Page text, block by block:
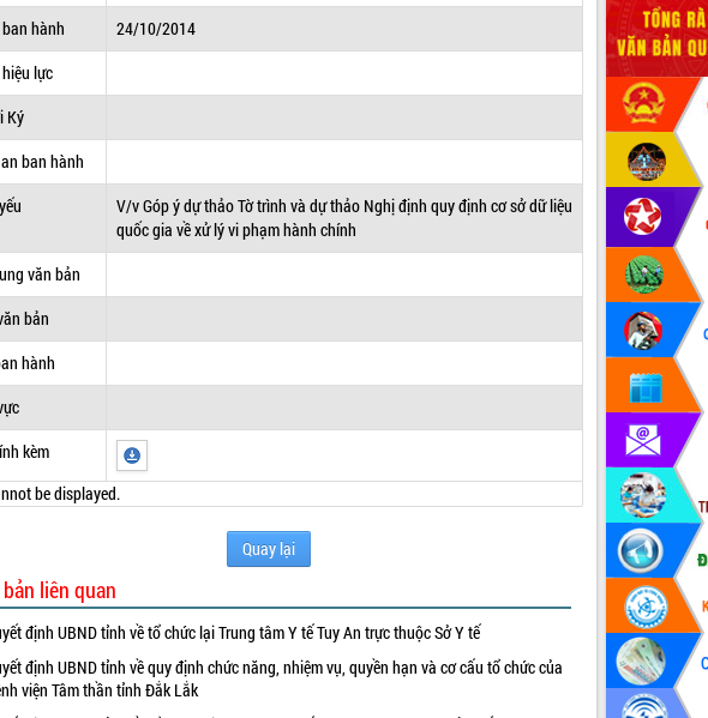
hành
24/10/2014
lực
Ký
ban hành
V/v Góp ý dự thảo Tờ trình và dự thảo Nghị định quy định cơ sở dữ liệu
quốc gia về xử lý vi phạm hành chính
văn bản
bản
hành
kèm
be displayed.
Quay lại
liên quan
định UBND tỉnh về tổ chức lại Trung tâm Y tế Tuy An trực thuộc Sở Y tế
định UBND tỉnh về quy định chức năng, nhiệm vụ, quyền hạn và cơ cấu tổ chức của
viện Tâm thần tỉnh Đắk Lắk